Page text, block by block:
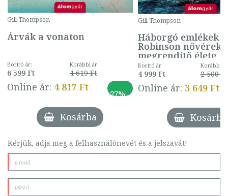
Gill Thompson
Árvák a vonaton
Borító ár:
6 599 Ft
Korábbi ár:
4 619 Ft
Online ár: 4 817 Ft
-
27%
Kosárba
Gill Thompson
Háborgó emlékek -
Robinson nővérek
megrendítő élete
Borító ár:
4 999 Ft
Korábbi
2 500 Ft
Online ár: 3 649 Ft
Kosárba
Kérjük, adja meg a felhasználónevét és a jelszavát!